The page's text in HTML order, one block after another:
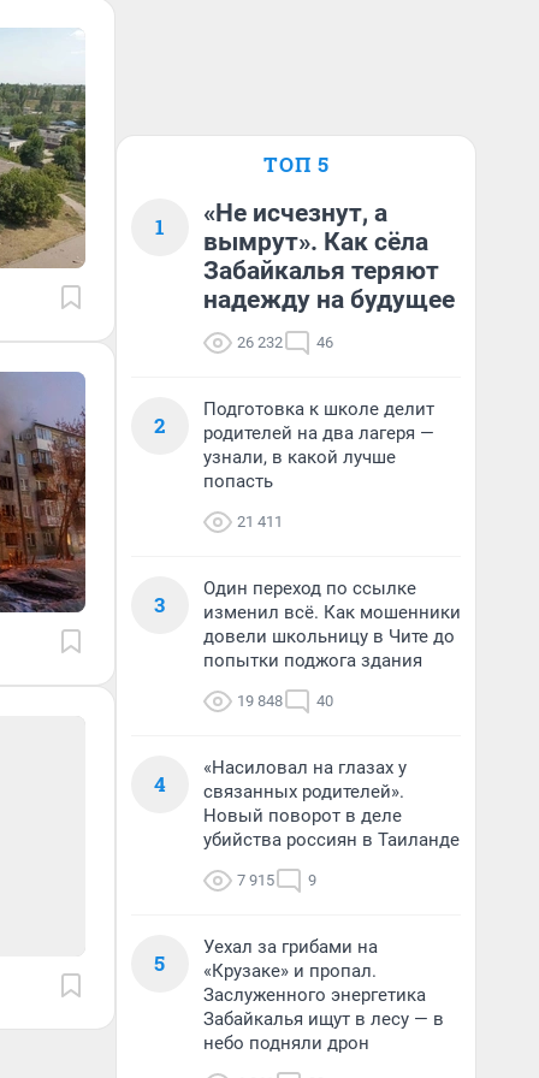
ТОП 5
1
«Не исчезнут, а
вымрут». Как сёла
Забайкалья теряют
надежду на будущее
26 232 46
2
Подготовка к школе делит
родителей на два лагеря —
узнали, в какой лучше
попасть
21 411
3
Один переход по ссылке
изменил всё. Как мошенники
довели школьницу в Чите до
попытки поджога здания
19 848 40
4
«Насиловал на глазах у
связанных родителей».
Новый поворот в деле
убийства россиян в Таиланде
7 915 9
5
Уехал за грибами на
«Крузаке» и пропал.
Заслуженного энергетика
Забайкалья ищут в лесу — в
небо подняли дрон